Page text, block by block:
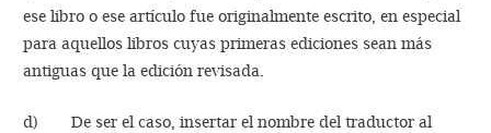
ese libro o ese artículo fue originalmente escrito, en especial
para aquellos libros cuyas primeras ediciones sean más
antiguas que la edición revisada.
d) De ser el caso, insertar el nombre del traductor al